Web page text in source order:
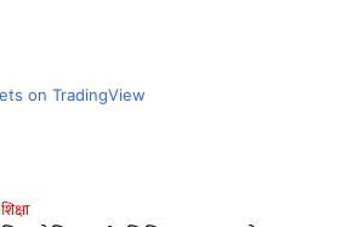
शिक्षा